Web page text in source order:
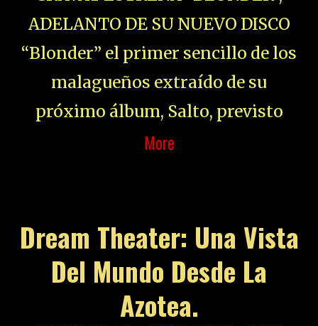
ADELANTO DE SU NUEVO DISCO
“Blonder” el primer sencillo de los
malagueños extraído de su
próximo álbum, Salto, previsto
More
Dream Theater: Una Vista
Del Mundo Desde La
Azotea.